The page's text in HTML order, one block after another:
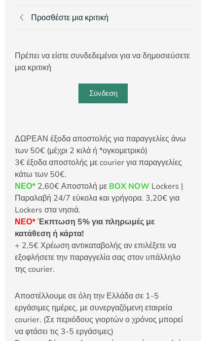
Προσθέστε μια κριτική
Πρέπει να είστε συνδεδεμένοι για να δημοσιεύσετε
μια κριτική
Σύνδεση
ΔΩΡΕΑΝ έξοδα αποστολής για παραγγελίες άνω
των 50€ (μέχρι 2 κιλά ή *ογκομετρικό)
3€ έξοδα αποστολής με courier για παραγγελίες
κάτω των 50€.
ΝΕΟ* 2,60€ Αποστολή με BOX NOW Lockers |
Παραλαβή 24/7 εύκολα και γρήγορα. 3,20€ για
Lockers στα νησιά.
ΝΕΟ*Έκπτωση 5% για πληρωμές με
κατάθεση ή κάρτα!
+ 2,5€ Χρέωση αντικαταβολής αν επιλέξετε να
εξοφλήσετε την παραγγελία σας στον υπάλληλο
της courier.
Αποστέλλουμε σε όλη την Ελλάδα σε 1-5
εργάσιμες ημέρες, με συνεργαζόμενη εταιρεία
courier. (Σε περιόδους γιορτών ο χρόνος μπορεί
να φτάσει τις 3-5 εργάσιμες)